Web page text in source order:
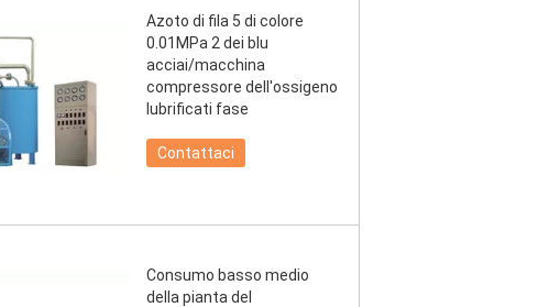
Azoto di fila 5 di colore
0.01MPa 2 dei blu
acciai/macchina
compressore dell'ossigeno
lubrificati fase
Contattaci
Consumo basso medio
della pianta del